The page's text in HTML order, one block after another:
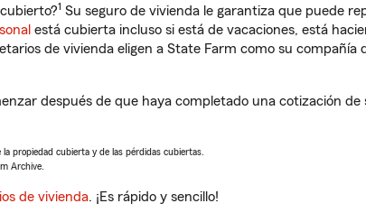
1 Su seguro de vivienda le garantiza que puede
está cubierta incluso si está de vacaciones, está
de vivienda eligen a State Farm como su compañía
después de que haya completado una cotización
propiedad cubierta y de las pérdidas cubiertas.
Archive.
de vivienda. ¡Es rápido y sencillo!